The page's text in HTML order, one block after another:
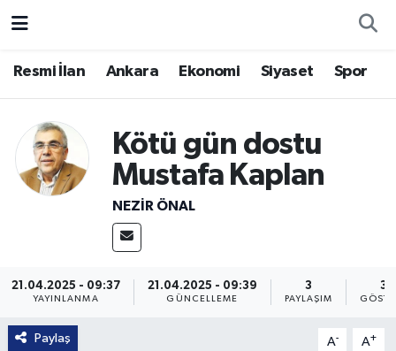
Resmi İlan Ankara Ekonomi Siyaset Spor
Kötü gün dostu
Mustafa Kaplan
NEZIR ÖNAL
21.04.2025 - 09:37
YAYINLANMA
21.04.2025 - 09:39
GÜNCELLEME
3
PAYLAŞIM
33
Paylaş A- A+